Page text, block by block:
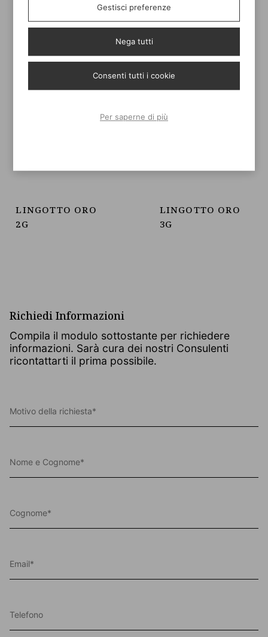
LINGOTTO ORO
2G
LINGOTTO ORO
3G
Richiedi Informazioni
Compila il modulo sottostante per richiedere
informazioni. Sarà cura dei nostri Consulenti
ricontattarti il prima possibile.
Gestisci preferenze
Nega tutti
Consenti tutti i cookie
Per saperne di più